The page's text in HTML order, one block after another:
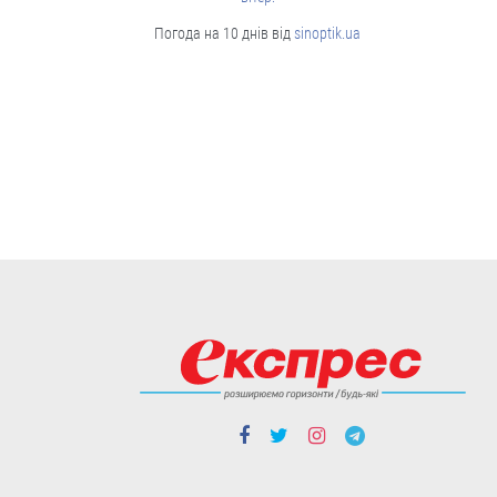
Погода на 10 днів від sinoptik.ua
Чорткова:
дивовижна історія
Житомирщини
зібрала унікальну
колекцію
мріє створити етносадибу